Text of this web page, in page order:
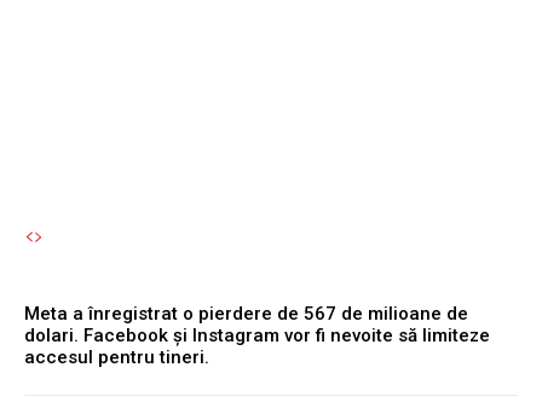
Meta a înregistrat o pierdere de 567 de milioane de
dolari. Facebook și Instagram vor fi nevoite să limiteze
accesul pentru tineri.